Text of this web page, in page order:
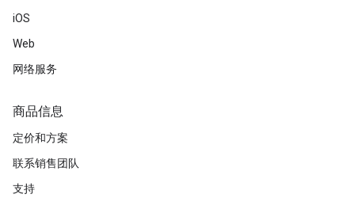
iOS
Web
网络服务
商品信息
定价和方案
联系销售团队
支持